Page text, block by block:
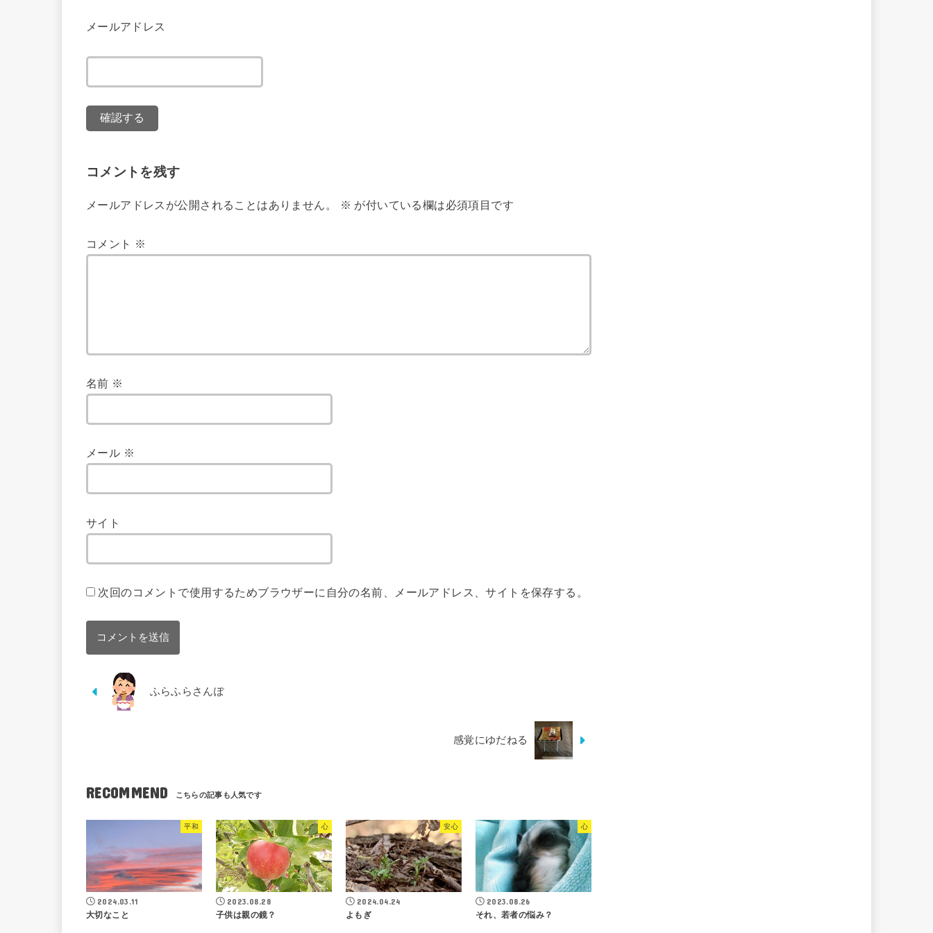
メールアドレス
コメントを残す
メールアドレスが公開されることはありません。 ※ が付いている欄は必須項目です
コメント ※
名前 ※
メール ※
サイト
次回のコメントで使用するためブラウザーに自分の名前、メールアドレス、サイトを保存する。
ふらふらさんぽ
感覚にゆだねる
RECOMMEND
平和
2024.03.11
大切なこと
心
2023.08.28
子供は親の鏡？
安心
2024.04.24
よもぎ
心
2023.08.26
それ、若者の悩み？